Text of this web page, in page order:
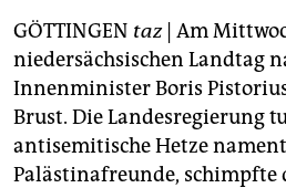
unterstützen
abo
epaper login
GÖTTINGEN taz| Am
niedersächsischen Landtag
Innenminister Boris
Brust. Die Landesregierung
antisemitische Hetze
Palästinafreunde, schimpfte